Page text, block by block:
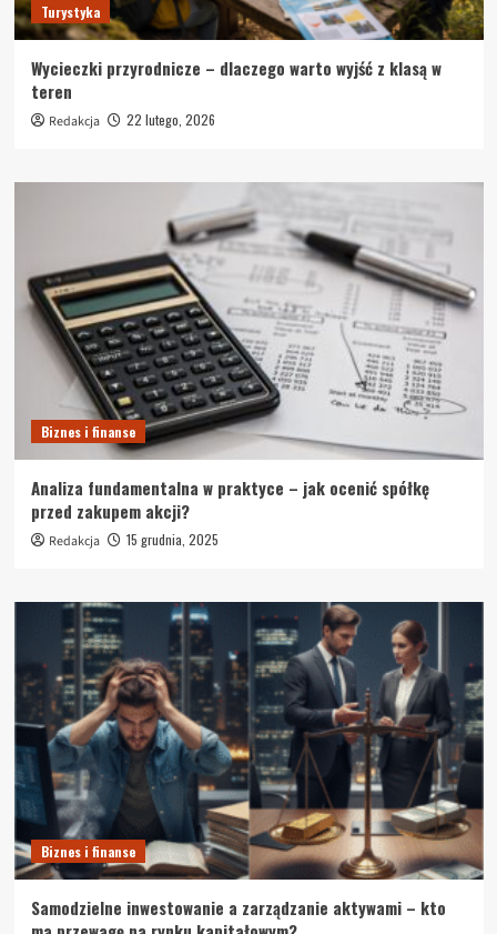
Turystyka
Wycieczki przyrodnicze – dlaczego warto wyjść z klasą w
teren
Redakcja 22 lutego, 2026
Biznes i finanse
Analiza fundamentalna w praktyce – jak ocenić spółkę
przed zakupem akcji?
Redakcja 15 grudnia, 2025
Biznes i finanse
Samodzielne inwestowanie a zarządzanie aktywami – kto